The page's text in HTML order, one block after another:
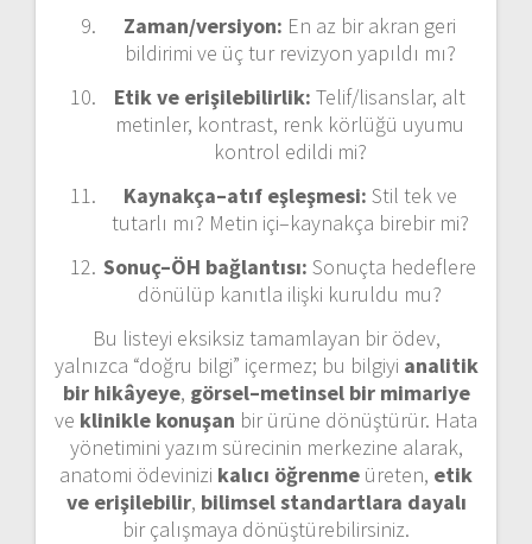
Zaman/versiyon: En az bir akran geri
bildirimi ve üç tur revizyon yapıldı mı?
Etik ve erişilebilirlik: Telif/lisanslar, alt
metinler, kontrast, renk körlüğü uyumu
kontrol edildi mi?
Kaynakça–atıf eşleşmesi: Stil tek ve
tutarlı mı? Metin içi–kaynakça birebir mi?
Sonuç–ÖH bağlantısı: Sonuçta hedeflere
dönülüp kanıtla ilişki kuruldu mu?
Bu listeyi eksiksiz tamamlayan bir ödev,
yalnızca “doğru bilgi” içermez; bu bilgiyi analitik
bir hikâyeye, görsel–metinsel bir mimariye
ve klinikle konuşan bir ürüne dönüştürür. Hata
yönetimini yazım sürecinin merkezine alarak,
anatomi ödevinizi kalıcı öğrenme üreten, etik
ve erişilebilir, bilimsel standartlara dayalı
bir çalışmaya dönüştürebilirsiniz.